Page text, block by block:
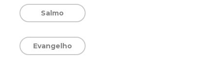
Salmo
Evangelho